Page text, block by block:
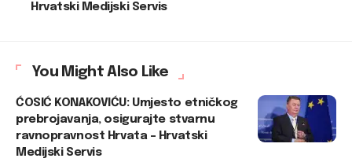
Hrvatski Medijski Servis
You Might Also Like
ĆOSIĆ KONAKOVIĆU: Umjesto etničkog
prebrojavanja, osigurajte stvarnu
ravnopravnost Hrvata – Hrvatski
Medijski Servis